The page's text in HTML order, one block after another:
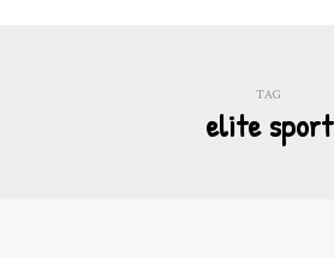
TAG
elite sport